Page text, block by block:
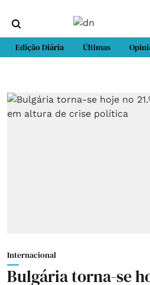
Edição Diária Últimas
Internacional
Bulgária torna-se